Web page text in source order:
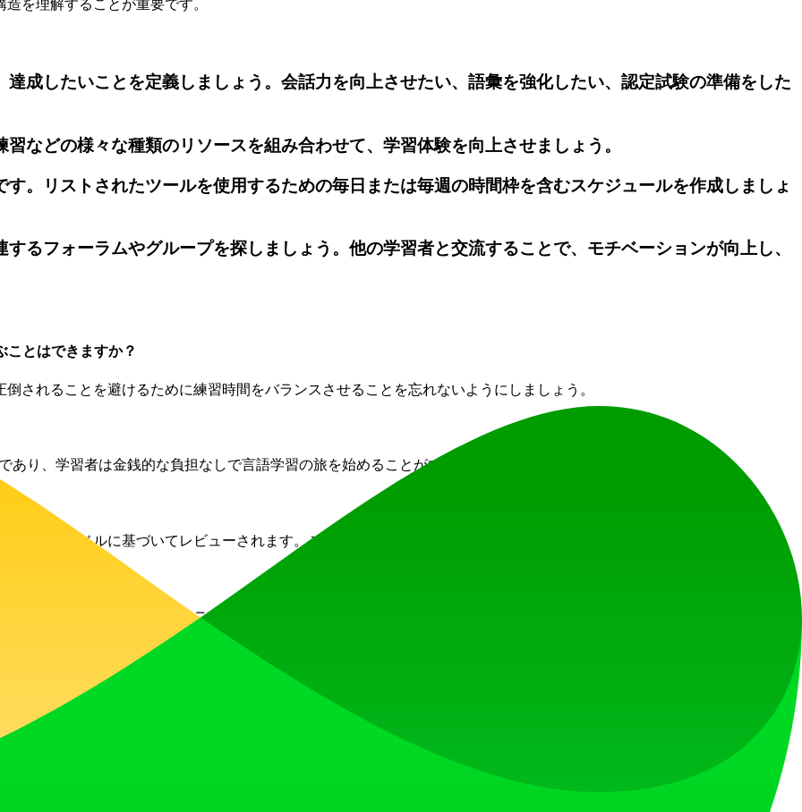
を理解することが重要です。
成したいことを定義しましょう。会話力を向上させたい、語彙を強化したい、認定試験の準備をした
などの様々な種類のリソースを組み合わせて、学習体験を向上させましょう。
。リストされたツールを使用するための毎日または毎週の時間枠を含むスケジュールを作成しましょ
るフォーラムやグループを探しましょう。他の学習者と交流することで、モチベーションが向上し、
ことはできますか？
されることを避けるために練習時間をバランスさせることを忘れないようにしましょう。
あり、学習者は金銭的な負担なしで言語学習の旅を始めることができます。
び関与レベルに基づいてレビューされます。これにより、質の高いリソースのみが推薦されることが保証されます。
ビューを投稿して、コミュニティのリソースを拡大するために貢献できます。
ことで、新しいツールや言語学習の戦略に関する最新情報を得ることができます。